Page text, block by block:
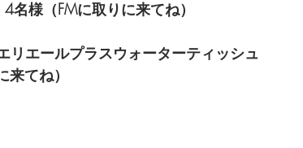
名様（FMに取りに来てね）
リエールプラスウォーターティッシュ
てね）